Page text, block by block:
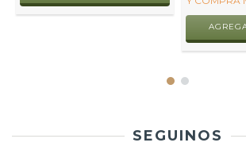
SEGUINOS